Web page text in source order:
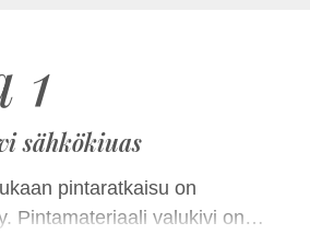
1
sähkökiuas
pintaratkaisu on
Pintamateriaali valukivi on